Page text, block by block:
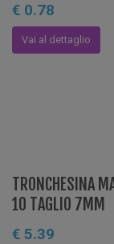
€ 0.78
Vai al dettaglio
TRONCHESINA
10 TAGLIO 7MM
€ 5.39